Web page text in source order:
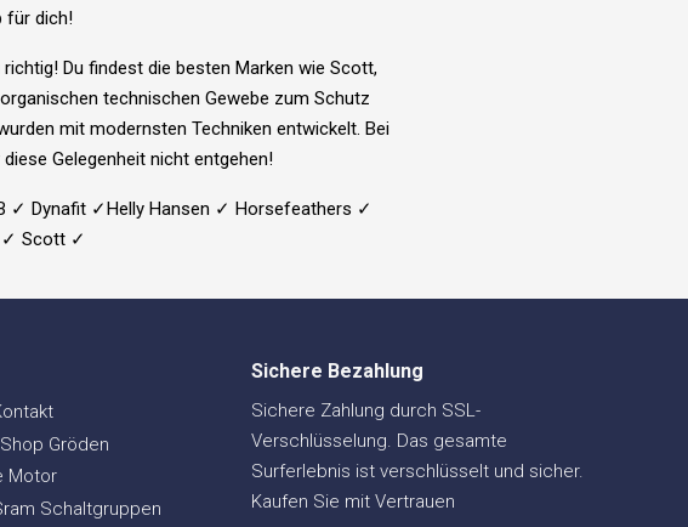
für dich!
Du findest die besten Marken wie Scott,
technischen Gewebe zum Schutz
mit modernsten Techniken entwickelt. Bei
Gelegenheit nicht entgehen!
✓ Dynafit ✓Helly Hansen ✓ Horsefeathers ✓
✓ Scott ✓
Gröden
Motor
Schaltgruppen
Sichere Bezahlung
Sichere Zahlung durch SSL-
Verschlüsselung. Das gesamte
Surferlebnis ist verschlüsselt und sicher.
Kaufen Sie mit Vertrauen